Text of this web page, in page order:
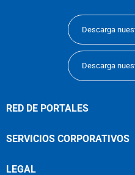
Descarga
Descarga
RED DE PORTALES
SERVICIOS CORPORATIVOS
LEGAL